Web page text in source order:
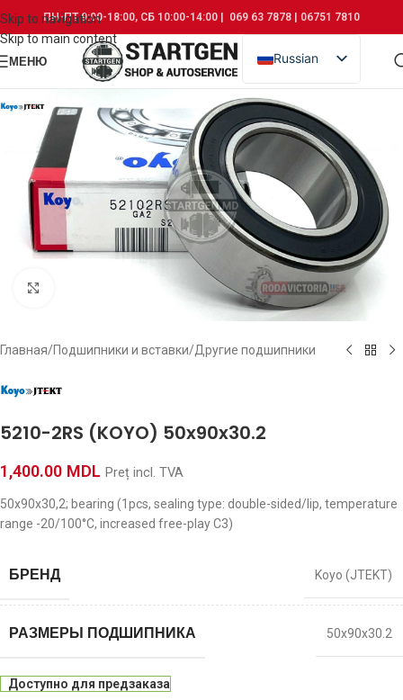
Skip to navigation
Skip to main content
ПН-ПТ 9:00-18:00, СБ 10:00-14:00 | 069 63 7878 | 06751 7810
МЕНЮ
Russian
Romanian
Главная/Подшипники и вставки/Другие подшипники
5210-2RS (KOYO) 50x90x30.2
1,400.00 MDL Preț incl. TVA
50x90x30,2; bearing (1pcs, sealing type: double-sided/lip, temperature
range -20/100°C, increased free-play C3)
БРЕНД Koyo (JTEKT)
РАЗМЕРЫ ПОДШИПНИКА 50x90x30.2
Доступно для предзаказа